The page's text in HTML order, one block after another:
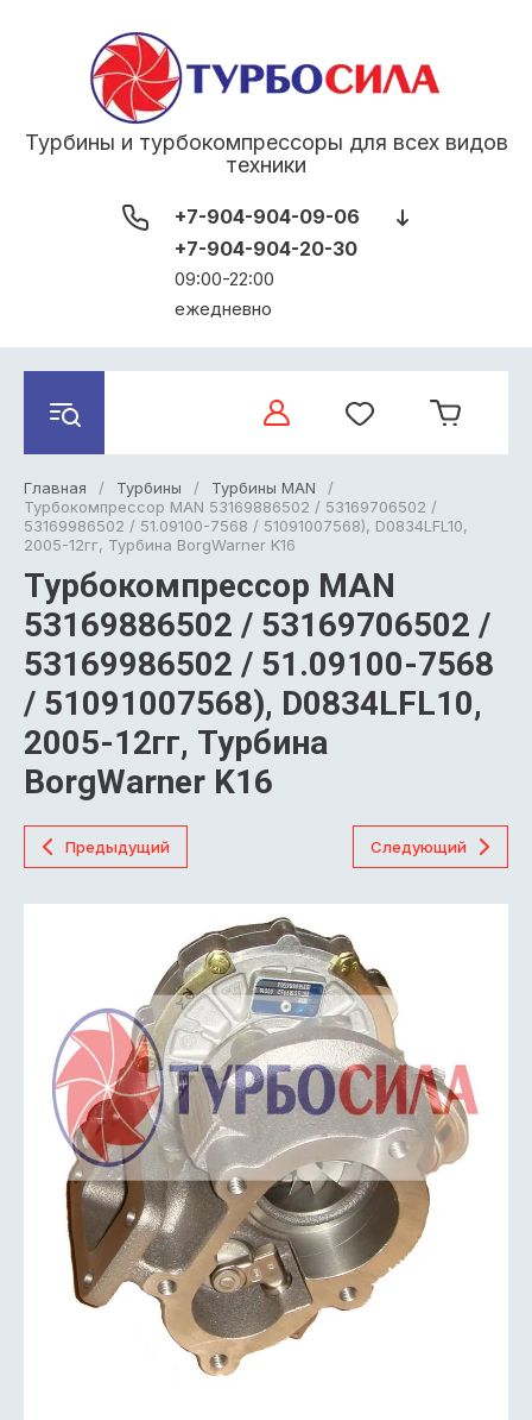
Турбины и турбокомпрессоры для всех видов
техники
+7-904-904-09-06
+7-904-904-20-30
09:00-22:00
ежедневно
Главная / Турбины / Турбины MAN
/
Турбокомпрессор MAN 53169886502 / 53169706502 /
53169986502 / 51.09100-7568 / 51091007568), D0834LFL10,
2005-12гг, Турбина BorgWarner K16
Турбокомпрессор MAN
53169886502 / 53169706502 /
53169986502 / 51.09100-7568
/ 51091007568), D0834LFL10,
2005-12гг, Турбина
BorgWarner K16
Предыдущий Следующий